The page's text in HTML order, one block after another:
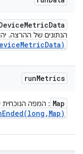
MetricData
הנתונים של ההרצה.
MetricData)
runMetrics
Map : המפה
long , Map)